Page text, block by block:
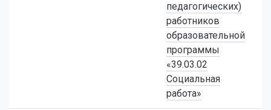
педагогических)
работников
образовательной
программы
«39.03.02
Социальная
работа»